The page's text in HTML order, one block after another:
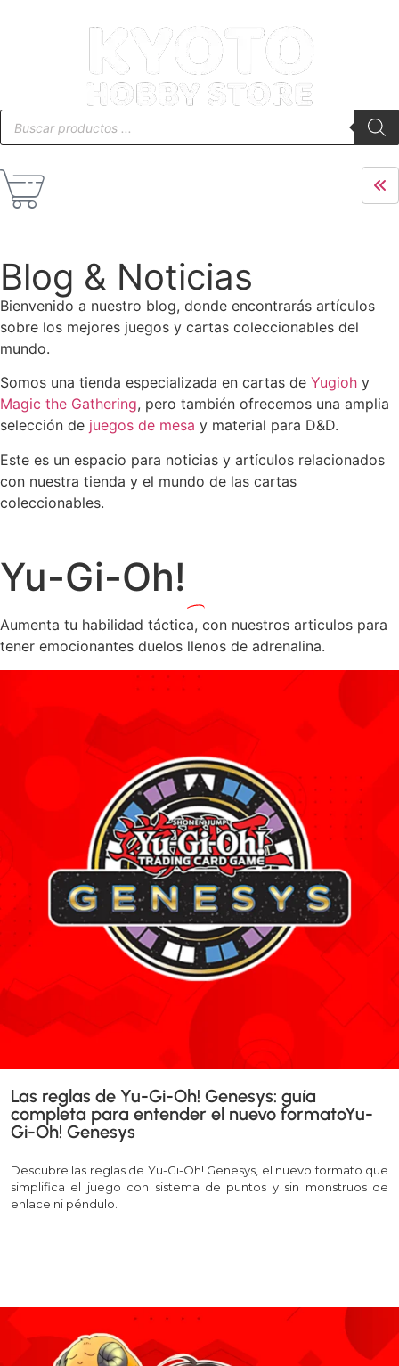
Blog & Noticias
Bienvenido a nuestro blog, donde encontrarás artículos
sobre los mejores juegos y cartas coleccionables del
mundo.
Somos una tienda especializada en cartas de Yugioh y
Magic the Gathering, pero también ofrecemos una amplia
selección de juegos de mesa y material para D&D.
Este es un espacio para noticias y artículos relacionados
con nuestra tienda y el mundo de las cartas
coleccionables.
Yu-Gi-Oh!
Aumenta tu habilidad táctica, con nuestros articulos para
tener emocionantes duelos llenos de adrenalina.
Las reglas de Yu-Gi-Oh! Genesys: guía
completa para entender el nuevo formatoYu-
Gi-Oh! Genesys
Descubre las reglas de Yu-Gi-Oh! Genesys, el nuevo formato que
simplifica el juego con sistema de puntos y sin monstruos de
enlace ni péndulo.